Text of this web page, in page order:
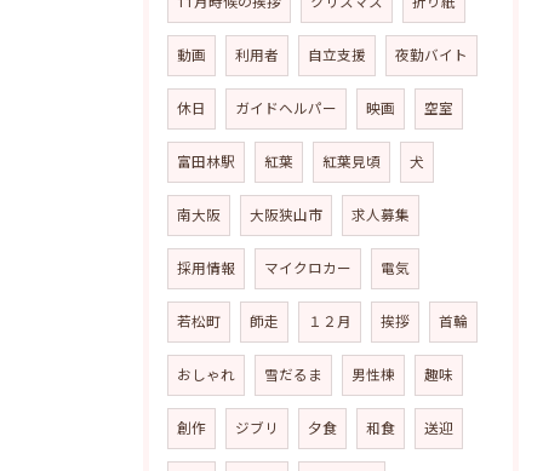
動画 利用者 自立支援 夜勤バイト
休日 ガイドヘルパー 映画 空室
富田林駅 紅葉 紅葉見頃 犬
南大阪 大阪狭山市 求人募集
採用情報 マイクロカー 電気
若松町 師走 １２月 挨拶 首輪
おしゃれ 雪だるま 男性棟 趣味
創作 ジブリ 夕食 和食 送迎